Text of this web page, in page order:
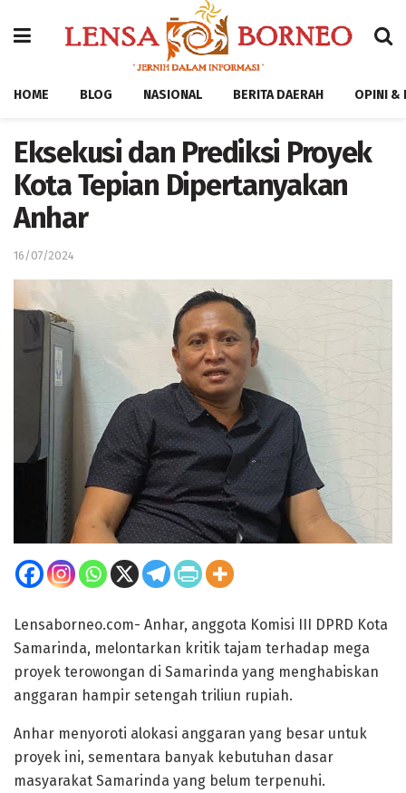
HOME BLOG NASIONAL BERITA DAERAH OPINI &
Eksekusi dan Prediksi Proyek
Kota Tepian Dipertanyakan
Anhar
16/07/2024
Lensaborneo.com- Anhar, anggota Komisi III DPRD Kota
Samarinda, melontarkan kritik tajam terhadap mega
proyek terowongan di Samarinda yang menghabiskan
anggaran hampir setengah triliun rupiah.
Anhar menyoroti alokasi anggaran yang besar untuk
proyek ini, sementara banyak kebutuhan dasar
masyarakat Samarinda yang belum terpenuhi.